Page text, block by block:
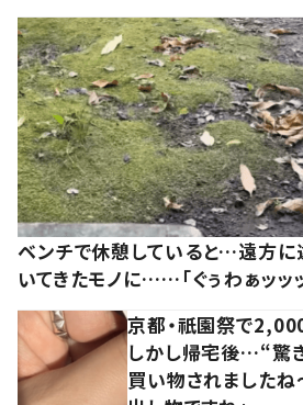
ベンチで休憩していると…遠方に
いてきたモノに……「ぐぅわぁッッ
京都・祇園祭で
しかし帰宅後…“驚
買い物されましたね